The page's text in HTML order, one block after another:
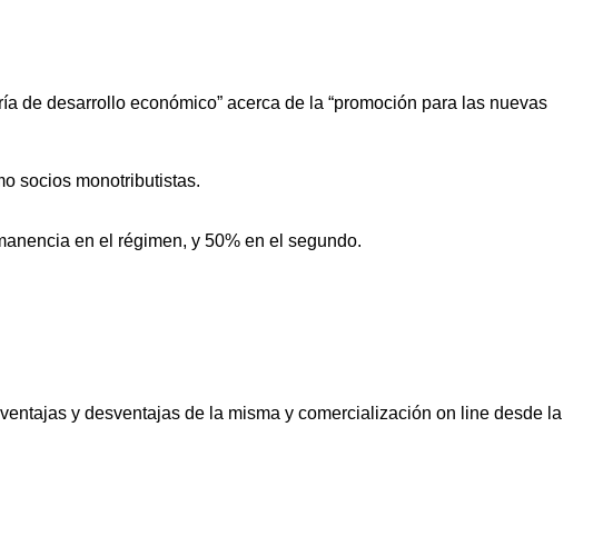
de desarrollo económico” acerca de la “promoción para las nuevas
socios monotributistas.
en el régimen, y 50% en el segundo.
y desventajas de la misma y comercialización on line desde la